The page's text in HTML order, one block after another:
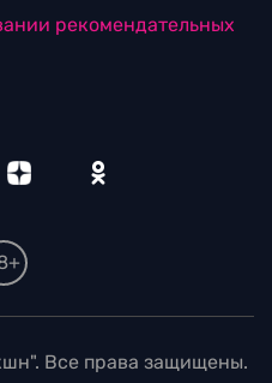
рекомендательных
Все права защищены.